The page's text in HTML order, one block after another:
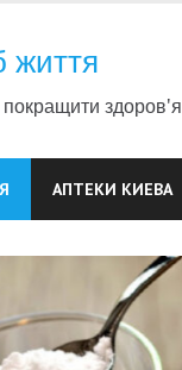
життя
покращити здоров'я
АПТЕКИ КИЕВА